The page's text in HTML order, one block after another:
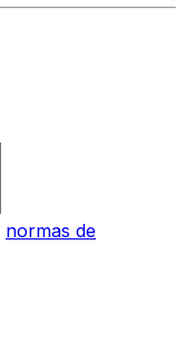
normas de